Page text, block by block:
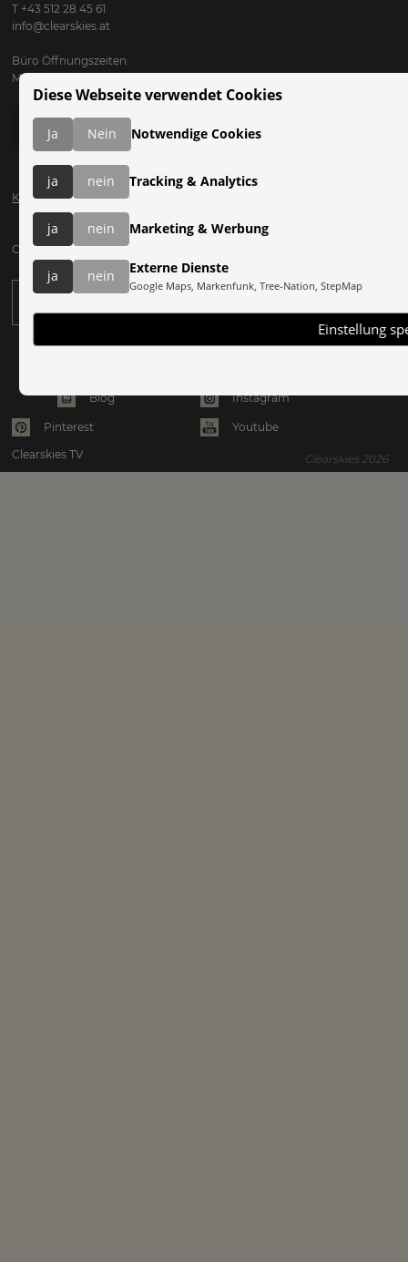
T +43 512 28 45 61
info@clearskies.at
Büro Öffnungszeiten:
Mo bis Fr: 09:00 - 17:00
Katalog anfordern
Clearskies Newsletter anfordern:
Blog Instagram
Pinterest
Youtube
Clearskies TV
Clearskies 2026
Diese Webseite verwendet Cookies
Ja Nein Notwendige Cookies
ja nein Tracking & Analytics
ja nein Marketing & Werbung
ja nein
Externe Dienste
Google Maps, Markenfunk, Tree-Nation, StepMap
Einstellung